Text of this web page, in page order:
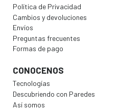
Política de Privacidad
Cambios y devoluciones
Envíos
Preguntas frecuentes
Formas de pago
CONOCENOS
Tecnologías
Descubriendo con Paredes
Así somos